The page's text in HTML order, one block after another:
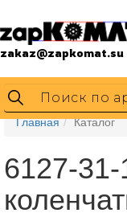
zakaz@zapkomat.su
Главная Каталог
6127-